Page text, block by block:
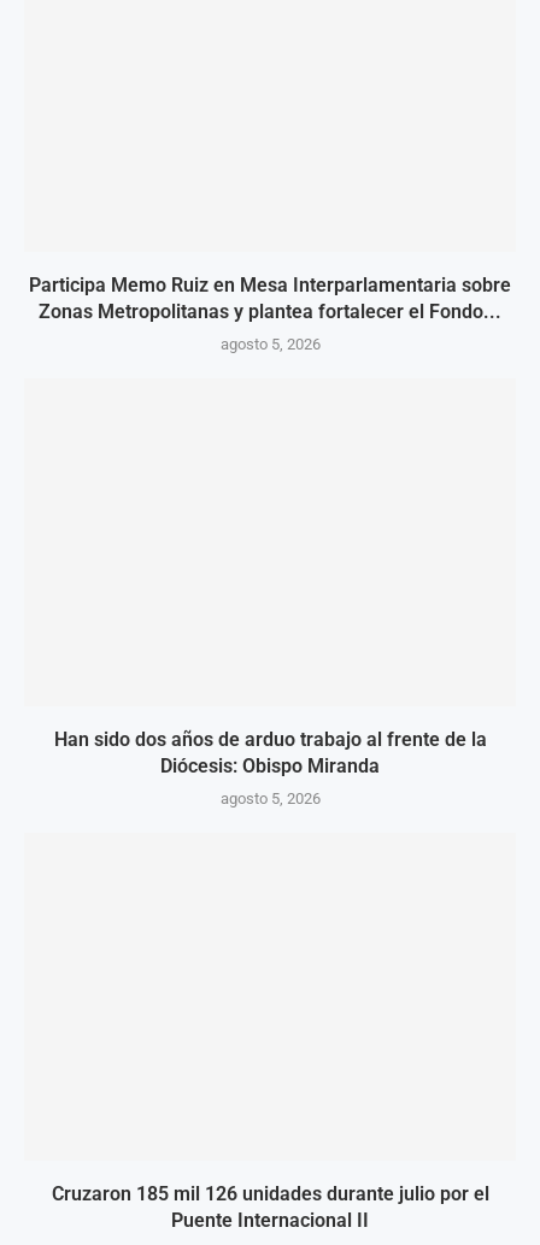
Participa Memo Ruiz en Mesa Interparlamentaria sobre
Zonas Metropolitanas y plantea fortalecer el Fondo...
agosto 5, 2026
Han sido dos años de arduo trabajo al frente de la
Diócesis: Obispo Miranda
agosto 5, 2026
Cruzaron 185 mil 126 unidades durante julio por el
Puente Internacional II